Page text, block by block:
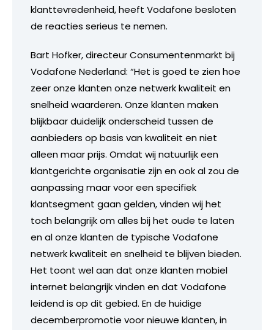
klanttevredenheid, heeft Vodafone besloten
de reacties serieus te nemen.
Bart Hofker, directeur Consumentenmarkt bij
Vodafone Nederland: “Het is goed te zien hoe
zeer onze klanten onze netwerk kwaliteit en
snelheid waarderen. Onze klanten maken
blijkbaar duidelijk onderscheid tussen de
aanbieders op basis van kwaliteit en niet
alleen maar prijs. Omdat wij natuurlijk een
klantgerichte organisatie zijn en ook al zou de
aanpassing maar voor een specifiek
klantsegment gaan gelden, vinden wij het
toch belangrijk om alles bij het oude te laten
en al onze klanten de typische Vodafone
netwerk kwaliteit en snelheid te blijven bieden.
Het toont wel aan dat onze klanten mobiel
internet belangrijk vinden en dat Vodafone
leidend is op dit gebied. En de huidige
decemberpromotie voor nieuwe klanten, in